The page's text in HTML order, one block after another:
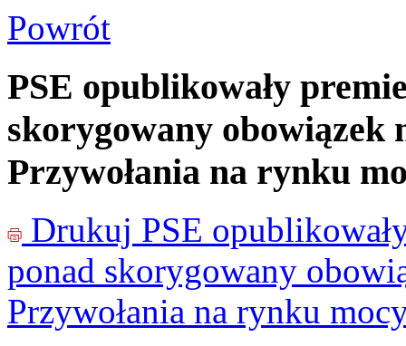
Powrót
PSE opublikowały
skorygowany obowiązek
Przywołania na rynku
Drukuj PSE
ponad skorygowany
Przywołania na rynku